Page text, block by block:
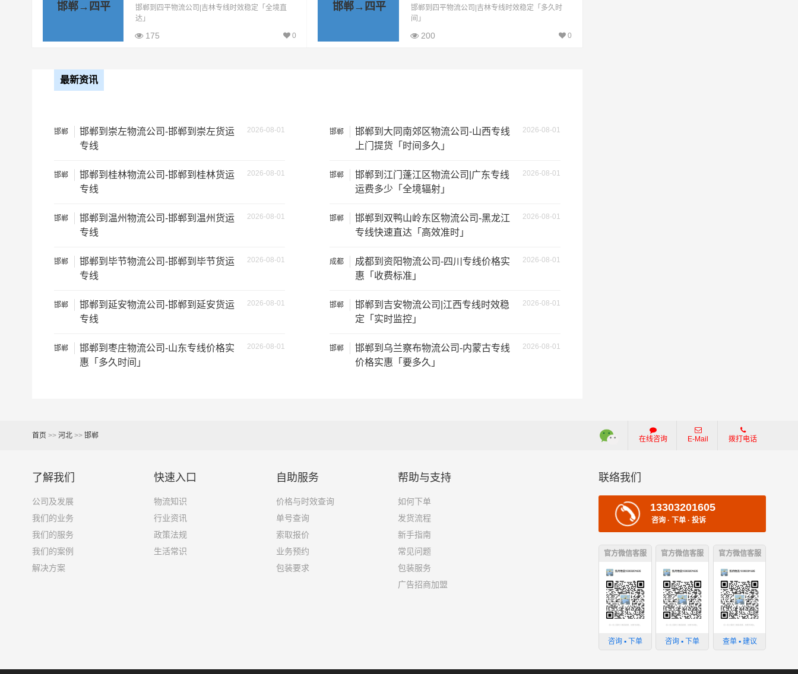
根据货物类型选择合适车型
装载重量
3.2米货车 9.6立方 1.2吨 3.2×1.5×2
4.2米货车 5吨
5.2米货车 31立方 8吨 5.2×2.4×2.6
其他货主物流经验分享
已发过 邯郸到四平物流运输的货主告诉大家如果你选择了一家不靠谱的物流公司，可能会面临以下风险和损失：
1、包裹丢失或损坏：不靠谱的物流公司可能会在运输过程中丢失或损坏你的包裹，导致你的物品无法送达或受到损坏；
邯郸→四平
邯郸到四平物流公司|吉林专线时效稳定「全境直
达」
175 0
邯郸→四平
邯郸到四平物流公司|吉林专线时效稳定「多久时
间」
200 0
最新资讯
邯郸 2026-08-01
邯郸到崇左物流公司-邯郸到崇左货运
专线
邯郸 2026-08-01
邯郸到桂林物流公司-邯郸到桂林货运
专线
邯郸 2026-08-01
邯郸到温州物流公司-邯郸到温州货运
专线
邯郸 2026-08-01
邯郸到毕节物流公司-邯郸到毕节货运
专线
邯郸 2026-08-01
邯郸到延安物流公司-邯郸到延安货运
专线
邯郸 2026-08-01
邯郸到枣庄物流公司-山东专线价格实
惠「多久时间」
邯郸 2026-08-01
邯郸到大同南郊区物流公司-山西专线
上门提货「时间多久」
邯郸 2026-08-01
邯郸到江门蓬江区物流公司|广东专线
运费多少「全境辐射」
邯郸 2026-08-01
邯郸到双鸭山岭东区物流公司-黑龙江
专线快速直达「高效准时」
成都 2026-08-01
成都到资阳物流公司-四川专线价格实
惠「收费标准」
邯郸 2026-08-01
邯郸到吉安物流公司|江西专线时效稳
定「实时监控」
邯郸 2026-08-01
邯郸到乌兰察布物流公司-内蒙古专线
价格实惠「要多久」
首页 >> 河北>> 邯郸 在线咨询 E-Mail 拨打电话
了解我们
公司及发展
我们的业务
我们的服务
我们的案例
解决方案
快速入口
物流知识
行业资讯
政策法规
生活常识
自助服务
价格与时效查询
单号查询
索取报价
业务预约
包装要求
帮助与支持
如何下单
发货流程
新手指南
常见问题
包装服务
广告招商加盟
联络我们
13303201605
咨询 · 下单 · 投诉
官方微信客服
咨询 ▪ 下单
官方微信客服
咨询 ▪ 下单
官方微信客服
查单 ▪ 建议